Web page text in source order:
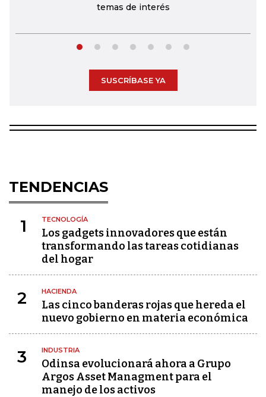
temas de interés
SUSCRÍBASE YA
TENDENCIAS
1 TECNOLOGÍA
Los gadgets innovadores que están
transformando las tareas cotidianas
del hogar
2 HACIENDA
Las cinco banderas rojas que hereda el
nuevo gobierno en materia económica
3 INDUSTRIA
Odinsa evolucionará ahora a Grupo
Argos Asset Managment para el
manejo de los activos